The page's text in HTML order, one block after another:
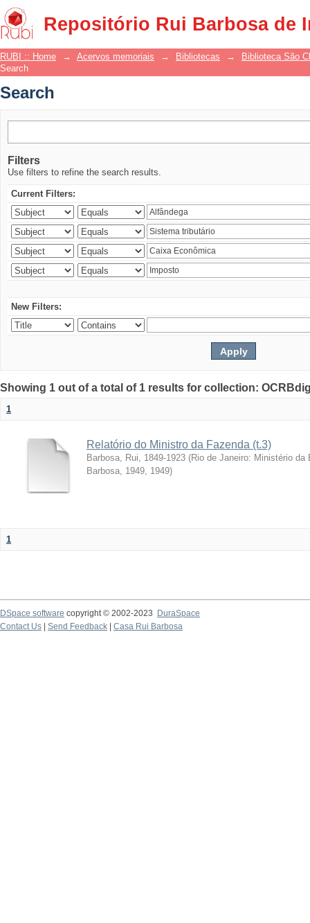
Repositório Rui Barbosa de
Search
RUBI :: Home → Acervos memoriais → Bibliotecas →
Biblioteca São
Search
Search
Filters
Use filters to refine the search results.
Current Filters:
New Filters:
Showing 1 out of a total of 1 results for collection:
1
Relatório do Ministro da Fazenda (t.3)
Barbosa, Rui, 1849-1923 (Rio de Janeiro: Ministério
Barbosa, 1949, 1949)
1
DSpace software copyright © 2002-2023
DuraSpace
Contact Us
Send Feedback Casa Rui Barbosa